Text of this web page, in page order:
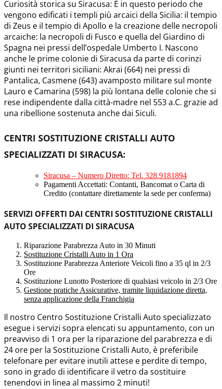
Curiosità storica su Siracusa: É in questo periodo che
vengono edificati i templi più arcaici della Sicilia: il tempio
di Zeus e il tempio di Apollo e la creazione delle necropoli
arcaiche: la necropoli di Fusco e quella del Giardino di
Spagna nei pressi dell’ospedale Umberto I. Nascono
anche le prime colonie di Siracusa da parte di corinzi
giunti nei territori siciliani: Akrai (664) nei pressi di
Pantalica, Casmene (643) avamposto militare sul monte
Lauro e Camarina (598) la più lontana delle colonie che si
rese indipendente dalla città-madre nel 553 a.C. grazie ad
una ribellione sostenuta anche dai Siculi.
CENTRI SOSTITUZIONE CRISTALLI AUTO
SPECIALIZZATI DI SIRACUSA:
Siracusa – Numero Diretto: Tel. 328.9181894
Pagamenti Accettati: Contanti, Bancomat o Carta di
Credito (contattare direttamente la sede per conferma)
SERVIZI OFFERTI DAI CENTRI SOSTITUZIONE CRISTALLI
AUTO SPECIALIZZATI DI SIRACUSA
Riparazione Parabrezza Auto in 30 Minuti
Sostituzione Cristalli Auto in 1 Ora
Sostituzione Parabrezza Anteriore Veicoli fino a 35 ql in 2/3
Ore
Sostituzione Lunotto Posteriore di qualsiasi veicolo in 2/3 Ore
Gestione pratiche Assicurative, tramite liquidazione diretta,
senza applicazione della Franchigia
Il nostro Centro Sostituzione Cristalli Auto specializzato
esegue i servizi sopra elencati su appuntamento, con un
preavviso di 1 ora per la riparazione del parabrezza e di
24 ore per la Sostituzione Cristalli Auto, è preferibile
telefonare per evitare inutili attese e perdite di tempo,
sono in grado di identificare il vetro da sostituire
tenendovi in linea al massimo 2 minuti!